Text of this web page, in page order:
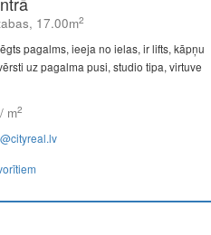
17.00m2
pagalms, ieeja no ielas, ir lifts, kāpņu
uz pagalma pusi, studio tipa, virtuve
m2